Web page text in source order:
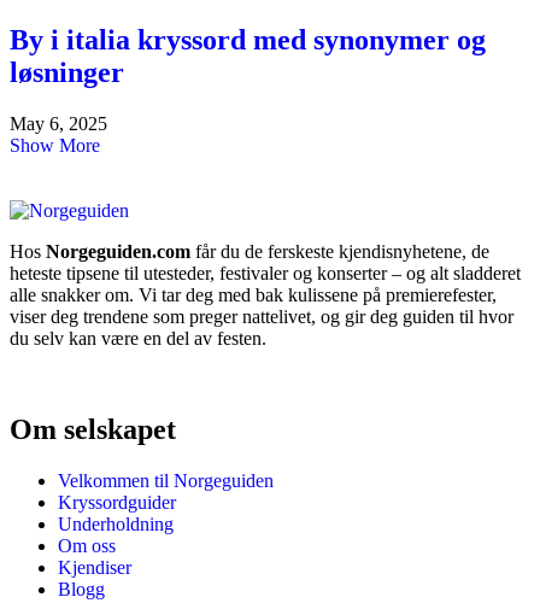
By i italia kryssord med synonymer og
løsninger
May 6, 2025
Show More
Hos Norgeguiden.com får du de ferskeste kjendisnyhetene, de
heteste tipsene til utesteder, festivaler og konserter – og alt sladderet
alle snakker om. Vi tar deg med bak kulissene på premierefester,
viser deg trendene som preger nattelivet, og gir deg guiden til hvor
du selv kan være en del av festen.
Om selskapet
Velkommen til Norgeguiden
Kryssordguider
Underholdning
Om oss
Kjendiser
Blogg